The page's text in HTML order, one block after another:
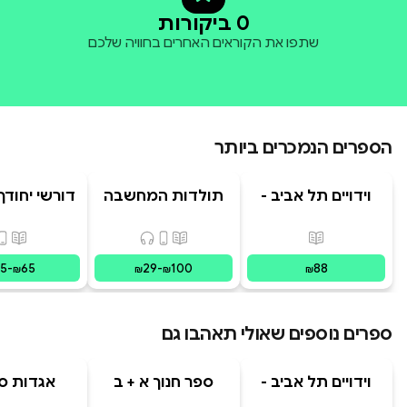
0 ביקורות
שתפו את הקוראים האחרים בחוויה שלכם
הספרים הנמכרים ביותר
וידויים תל אביב -
פורמטים זמינים
מודפס
₪88
תולדות המחשבה
פורמטים זמינים
מודפס,
₪29-₪100
דורשי
-₪65
ספרים נוספים שאולי תאהבו גם
וידויים תל אביב -
ספר חנוך א + ב
אגדות